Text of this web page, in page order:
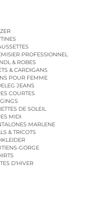
PROFESSIONNEL
& ROBES
& CARDIGANS
POUR FEMME
JEANS
COURTES
DE SOLEIL
MIDI
MARLENE
& TRICOTS
GORGE
D’HIVER